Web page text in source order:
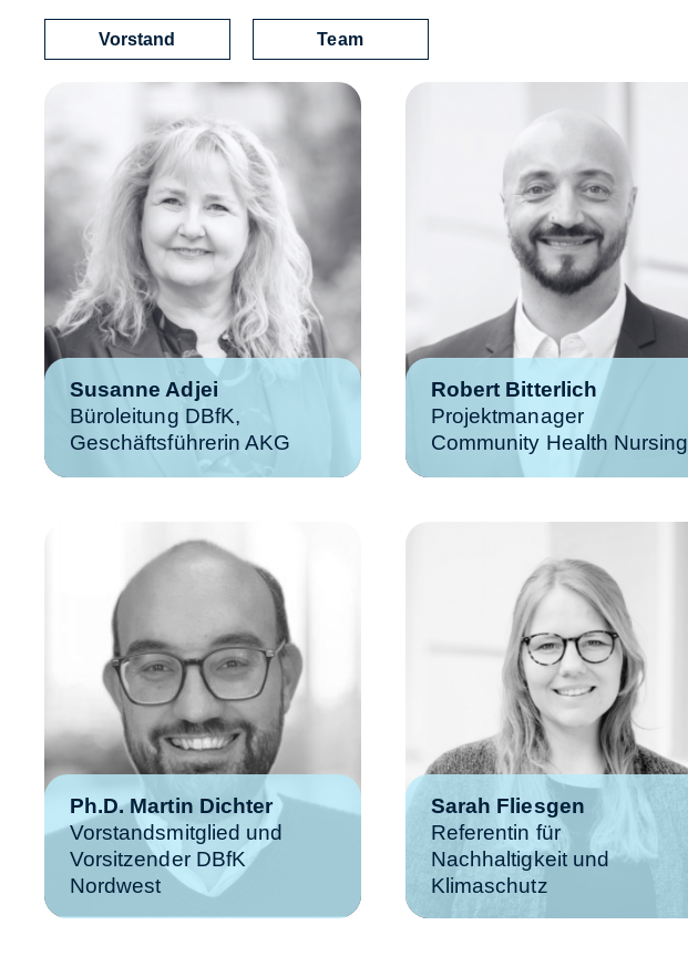
Vorstand Team
Susanne Adjei
Büroleitung DBfK,
Geschäftsführerin AKG
Robert Bitterlich
Projektmanager
Community Health Nursing
Ph.D. Martin Dichter
Vorstandsmitglied und
Vorsitzender DBfK
Nordwest
Sarah Fliesgen
Referentin für
Nachhaltigkeit und
Klimaschutz